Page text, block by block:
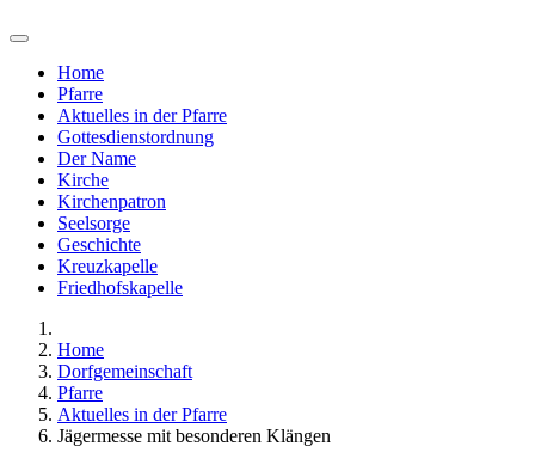
Home
Pfarre
Aktuelles in der Pfarre
Gottesdienstordnung
Der Name
Kirche
Kirchenpatron
Seelsorge
Geschichte
Kreuzkapelle
Friedhofskapelle
Home
Dorfgemeinschaft
Pfarre
Aktuelles in der Pfarre
Jägermesse mit besonderen Klängen